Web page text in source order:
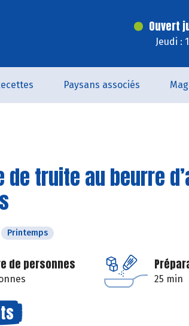
Ouvert
Jeudi :
Paysans associés
de truite au beurre
Printemps
de personnes
25 min